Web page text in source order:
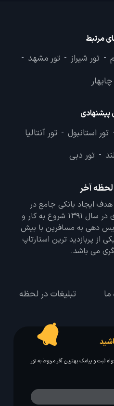
مرتبط
- تور شیراز - تور مشهد -
پیشنهادی
تور استانبول - تور آنتالیا
- تور دبی
لحظه آخر
ایجاد بانکی جامع در
تمامی زمینه های گردشگری در سال 1391 شروع به کار و
سال سرویس دهی به مسافرین با بیش
از پربازدید ترین استارتاپ
می باشد.
ما تبلیغات در لحظه
ثبت و پیامک بهترین آفر مربوط به تور